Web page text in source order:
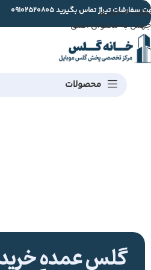
رفتن به ناوبری
جهش به محتوای اصلی
09102520805سفارشات تیراژ تماس بگیرید
محصولات
گلس عمده